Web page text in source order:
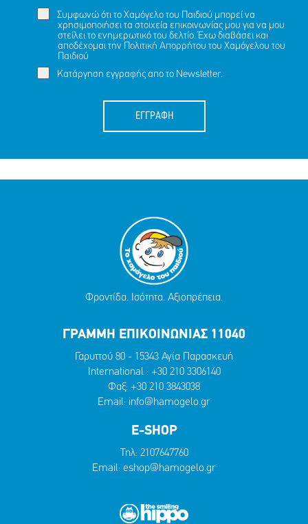
Συμφωνώ ότι το Χαμόγελο του Παιδιού μπορεί να
χρησιμοποιήσει τα στοιχεία επικοινωνίας μου για να μου
στείλει το ενημερωτικό του δελτίο. Έχω διαβάσει και
αποδέχομαι την Πολιτική Απορρήτου του Χαμόγελου του
Παιδιού
Κατάργηση εγγραφής απο το Newsletter.
ΕΓΓΡΑΦΗ
Φροντίδα. Ισότητα. Αξιοπρέπεια.
ΓΡΑΜΜΗ ΕΠΙΚΟΙΝΩΝΙΑΣ 11040
Γαρυττού 80 - 15343 Αγία Παρασκευή
International : +30 210 3306140
Φαξ: +30 210 3843038
Email: info@hamogelo.gr
E-SHOP
Τηλ: 2107647760
Email: eshop@hamogelo.gr